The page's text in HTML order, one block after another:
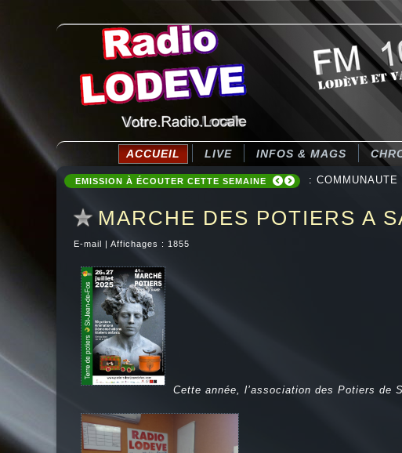
ACCUEIL LIVE INFOS & MAGS
EMISSION À ÉCOUTER CETTE SEMAINE :
MARCHE DES POTIERS A
E-mail | Affichages : 1855
Cette année, l’association des Potiers de